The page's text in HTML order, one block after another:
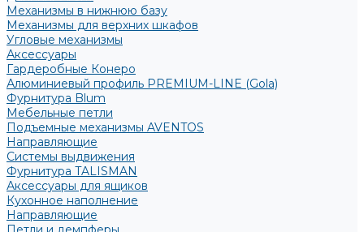
Механизмы в нижнюю базу
Механизмы для верхних шкафов
Угловые механизмы
Аксессуары
Гардеробные Конеро
Алюминиевый профиль PREMIUM-LINE (Gola)
Фурнитура Blum
Мебельные петли
Подъемные механизмы AVENTOS
Направляющие
Системы выдвижения
Фурнитура TALISMAN
Аксессуары для ящиков
Кухонное наполнение
Направляющие